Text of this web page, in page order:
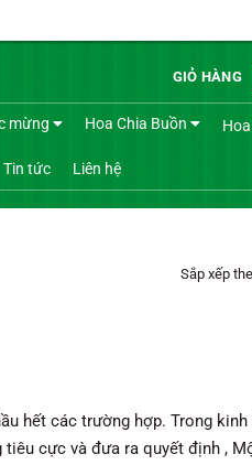
GIỎ HÀNG
mừng Hoa Chia Buồn
Tin tức Liên hệ
Sắp xếp
hết các trường hợp. Trong
cực và đưa ra quyết định ,